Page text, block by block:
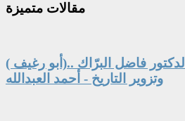
مقالات متميزة
الدكتور فاضل البرّاك ..(أبو رغيف )
وتزوير التاريخ - أحمد العبدالله